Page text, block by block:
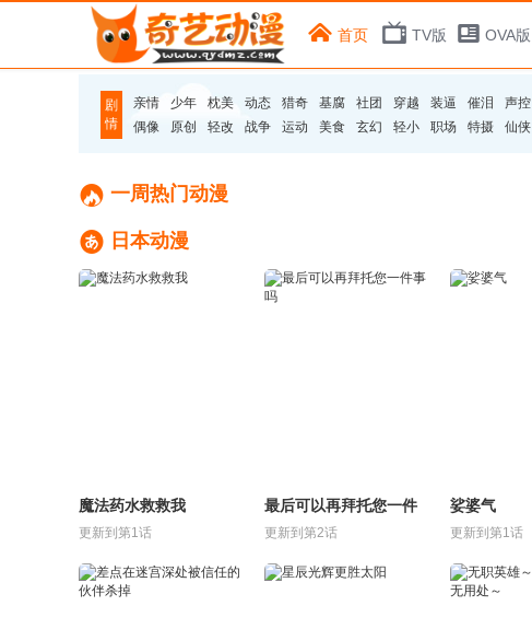
剧
情
亲情 少年 枕美 动态 猎奇 基腐 社团 穿越 装逼 催泪 声控
偶像
原创 轻改 战争 运动 美食 玄幻 轻小 职场 特摄 仙侠
首页 TV版 OVA版
 一周热门动漫
 日本动漫
魔法药水救救我
更新到第1话
最后可以再拜托您一件
事吗
更新到第2话
娑婆气
更新到第1话